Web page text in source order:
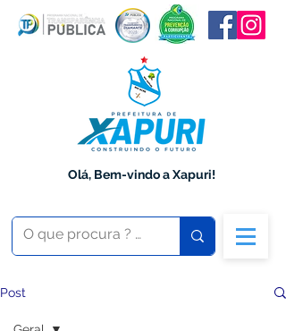
Olá, Bem-vindo a Xapuri!
Post